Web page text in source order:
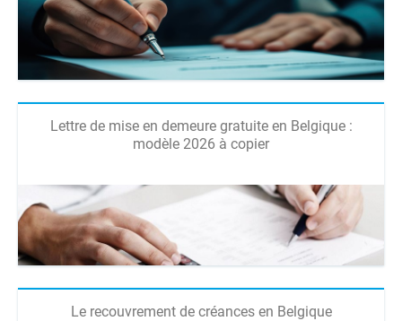
Lettre de mise en demeure gratuite en Belgique :
modèle 2026 à copier
Le recouvrement de créances en Belgique